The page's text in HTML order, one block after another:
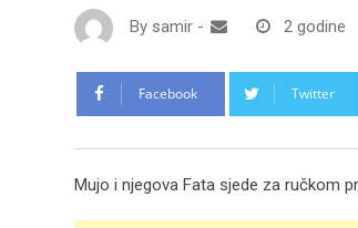
By samir - 2 godine
Facebook Twitter
Mujo i njegova Fata sjede za ručkom